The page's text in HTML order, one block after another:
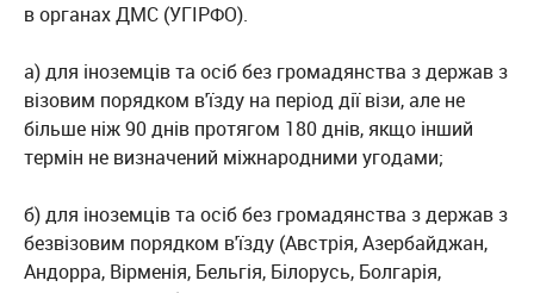
в органах ДМС (УГІРФО).
а) для іноземців та осіб без громадянства з держав з
візовим порядком в'їзду на період дії візи, але не
більше ніж 90 днів протягом 180 днів, якщо інший
термін не визначений міжнародними угодами;
б) для іноземців та осіб без громадянства з держав з
безвізовим порядком в'їзду (Австрія, Азербайджан,
Андорра, Вірменія, Бельгія, Білорусь, Болгарія,